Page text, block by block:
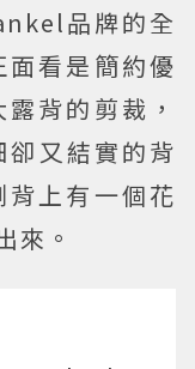
品牌的全
看是簡約優
背的剪裁，
又結實的背
上有一個花
來。